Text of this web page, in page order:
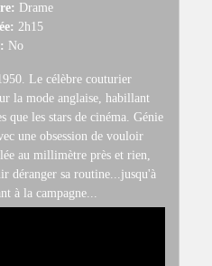
Drame
2h15
No
Le célèbre couturier
la mode anglaise, habillant
que les stars de cinéma. Génie
une obsession de vouloir
au millimètre près et rien,
déranger sa routine...jusqu'à
à la campagne...